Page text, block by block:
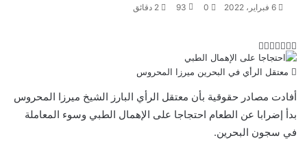
6 فبراير، 2022 0
93
س
ك
و
ين
إ
ن
T
u
m
l
r
ن
ر
ي
R
e
i
t
ت
س
ب
معتقل الرأي في البحرين ميرزا المحروس
أفادت مصادر حقوقية بأن معتقل الرأي البارز الشيخ ميرزا المحروس
بدأ إضرابا عن الطعام احتجاجا على الإهمال الطبي وسوء المعاملة
في سجون البحرين.